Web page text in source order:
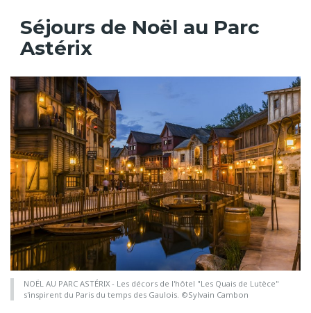
Séjours de Noël au Parc
Astérix
NOËL AU PARC ASTÉRIX - Les décors de l'hôtel "Les Quais de Lutèce"
s'inspirent du Paris du temps des Gaulois. ©Sylvain Cambon